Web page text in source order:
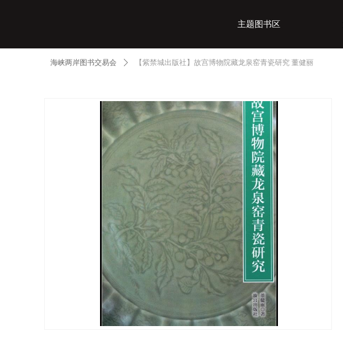
主题图书区
海峡两岸图书交易会 ꄲ 【紫禁城出版社】故宫博物院藏龙泉窑青瓷研究 董健丽